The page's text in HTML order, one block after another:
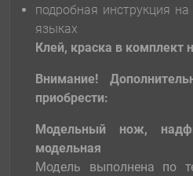
подробная инструкция
языках
Клей, краска в комплект
Внимание!
приобрести:
Модельный нож,
модельная
Модель выполнена по